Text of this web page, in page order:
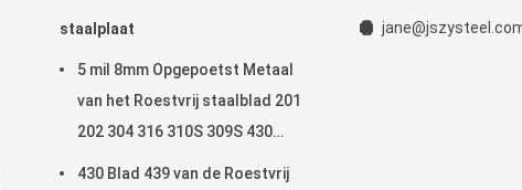
staalplaat
5 mil 8mm Opgepoetst Metaal
van het Roestvrij staalblad 201
202 304 316 310S 309S 430
430 Blad 439 van de Roestvrij